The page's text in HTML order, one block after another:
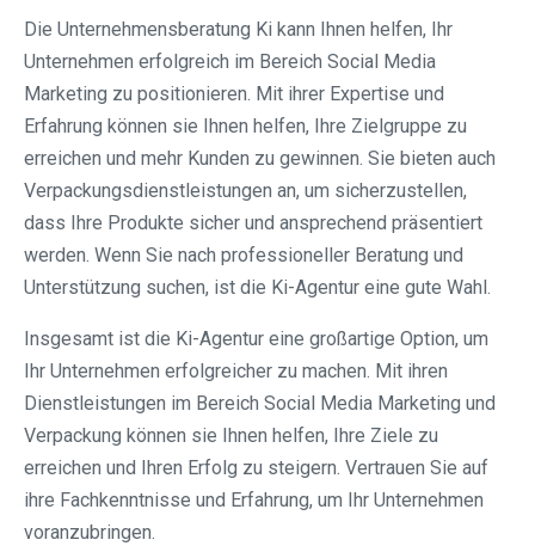
Die Unternehmensberatung Ki kann Ihnen helfen, Ihr
Unternehmen erfolgreich im Bereich Social Media
Marketing zu positionieren. Mit ihrer Expertise und
Erfahrung können sie Ihnen helfen, Ihre Zielgruppe zu
erreichen und mehr Kunden zu gewinnen. Sie bieten auch
Verpackungsdienstleistungen an, um sicherzustellen,
dass Ihre Produkte sicher und ansprechend präsentiert
werden. Wenn Sie nach professioneller Beratung und
Unterstützung suchen, ist die Ki-Agentur eine gute Wahl.
Insgesamt ist die Ki-Agentur eine großartige Option, um
Ihr Unternehmen erfolgreicher zu machen. Mit ihren
Dienstleistungen im Bereich Social Media Marketing und
Verpackung können sie Ihnen helfen, Ihre Ziele zu
erreichen und Ihren Erfolg zu steigern. Vertrauen Sie auf
ihre Fachkenntnisse und Erfahrung, um Ihr Unternehmen
voranzubringen.